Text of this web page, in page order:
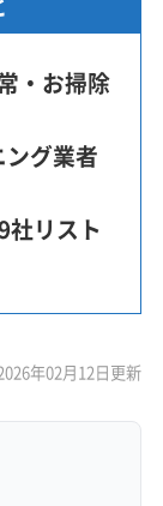
・お掃除
グ業者
社リスト
年02月12日更新